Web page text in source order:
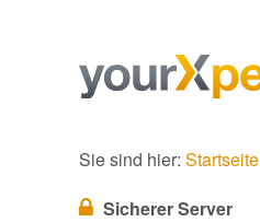
Sie sind hier: Startseite
Sicherer Server